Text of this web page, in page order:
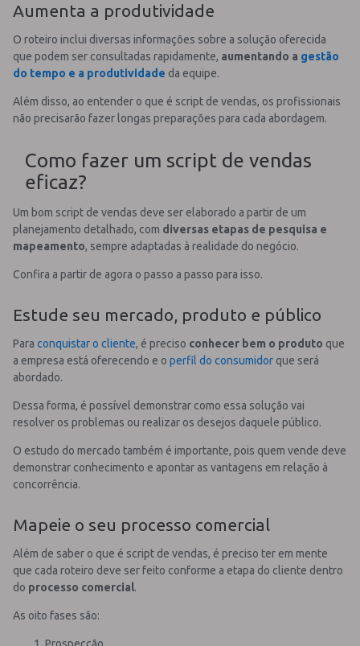
Aumenta a produtividade
O roteiro inclui diversas informações sobre a solução oferecida
que podem ser consultadas rapidamente, aumentando a gestão
do tempo e a produtividade da equipe.
Além disso, ao entender o que é script de vendas, os profissionais
não precisarão fazer longas preparações para cada abordagem.
Como fazer um script de vendas
eficaz?
Um bom script de vendas deve ser elaborado a partir de um
planejamento detalhado, com diversas etapas de pesquisa e
mapeamento, sempre adaptadas à realidade do negócio.
Confira a partir de agora o passo a passo para isso.
Estude seu mercado, produto e público
Para conquistar o cliente, é preciso conhecer bem o produto que
a empresa está oferecendo e o perfil do consumidor que será
abordado.
Dessa forma, é possível demonstrar como essa solução vai
resolver os problemas ou realizar os desejos daquele público.
O estudo do mercado também é importante, pois quem vende deve
demonstrar conhecimento e apontar as vantagens em relação à
concorrência.
Mapeie o seu processo comercial
Além de saber o que é script de vendas, é preciso ter em mente
que cada roteiro deve ser feito conforme a etapa do cliente dentro
do processo comercial.
As oito fases são: